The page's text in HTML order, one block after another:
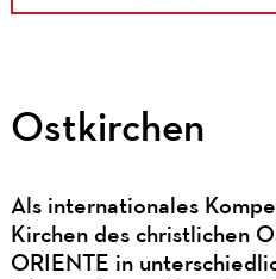
Ostkirchen
Als internationales
Kirchen des christlichen
ORIENTE in